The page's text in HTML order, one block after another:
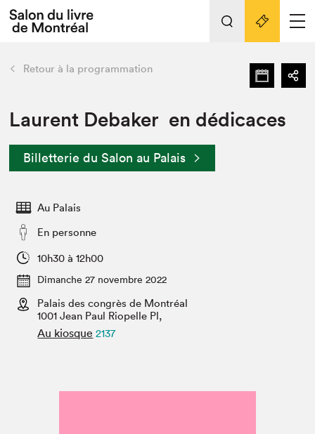
Espace exposant⋅e⋅s
Espace enseignant·e·s
Espace médias
L'événement
Préparer sa visite au Salon
Actualités
SLM PRO
retour Nos activités
Préparer sa visite
Salon dans la ville et en ligne
Projets partenaires
Liens pratiques
Retour à la programmation
Laurent Debaker en dédicaces
Billetterie du Salon au Palais
Au Palais
En personne
10h30 à 12h00
Dimanche 27 novembre 2022
Palais des congrès de Montréal
1001 Jean Paul Riopelle Pl,
Au kiosque 2137